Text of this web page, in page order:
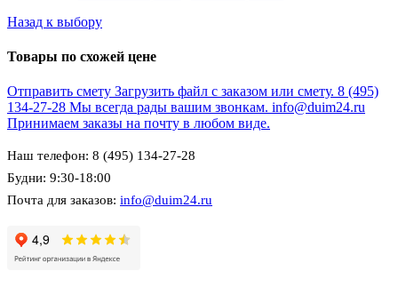
Назад к выбору
Товары по схожей цене
Отправить смету Загрузить файл с заказом или смету. 8 (495)
134-27-28 Мы всегда рады вашим звонкам. info@duim24.ru
Принимаем заказы на почту в любом виде.
Наш телефон: 8 (495) 134-27-28
Будни: 9:30-18:00
Почта для заказов: info@duim24.ru